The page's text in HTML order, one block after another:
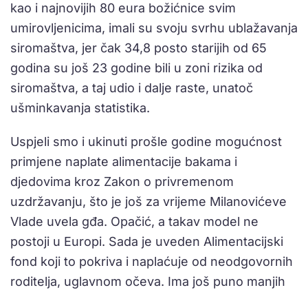
kao i najnovijih 80 eura božićnice svim
umirovljenicima, imali su svoju svrhu ublažavanja
siromaštva, jer čak 34,8 posto starijih od 65
godina su još 23 godine bili u zoni rizika od
siromaštva, a taj udio i dalje raste, unatoč
ušminkavanja statistika.
Uspjeli smo i ukinuti prošle godine mogućnost
primjene naplate alimentacije bakama i
djedovima kroz Zakon o privremenom
uzdržavanju, što je još za vrijeme Milanovićeve
Vlade uvela gđa. Opačić, a takav model ne
postoji u Europi. Sada je uveden Alimentacijski
fond koji to pokriva i naplaćuje od neodgovornih
roditelja, uglavnom očeva. Ima još puno manjih